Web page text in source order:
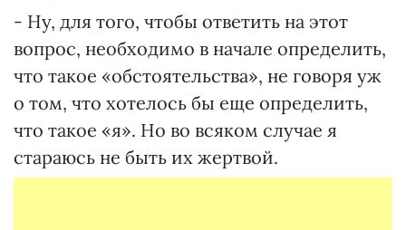
- Ну, для того, чтобы ответить на этот
вопрос, необходимо в начале определить,
что такое «обстоятельства», не говоря уж
о том, что хотелось бы еще определить,
что такое «я». Но во всяком случае я
стараюсь не быть их жертвой.